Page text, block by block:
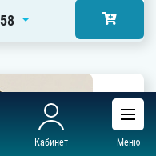
Кабинет Меню
58